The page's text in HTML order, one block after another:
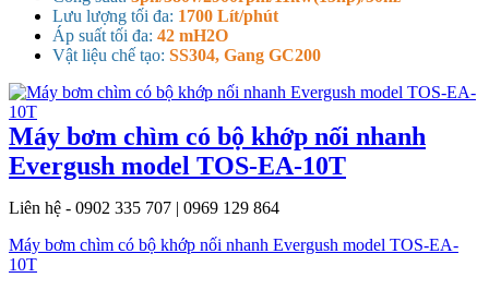
Lưu lượng tối đa: 1700 Lít/phút
Áp suất tối đa: 42 mH2O
Vật liệu chế tạo: SS304, Gang GC200
Máy bơm chìm có bộ khớp nối nhanh
Evergush model TOS-EA-10T
Liên hệ - 0902 335 707 | 0969 129 864
Máy bơm chìm có bộ khớp nối nhanh Evergush model TOS-EA-
10T